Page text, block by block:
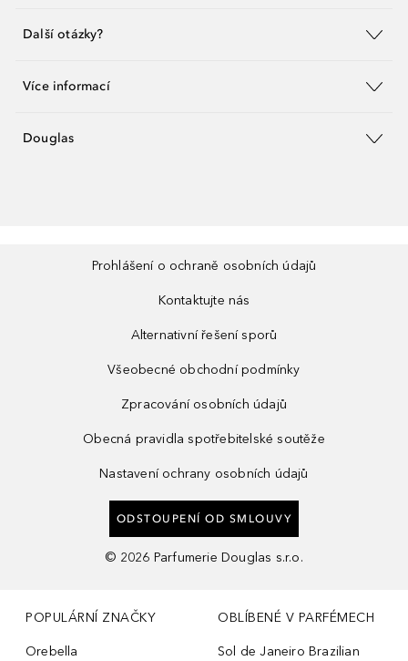
Další otázky?
Více informací
Douglas
Prohlášení o ochraně osobních údajů
Kontaktujte nás
Alternativní řešení sporů
Všeobecné obchodní podmínky
Zpracování osobních údajů
Obecná pravidla spotřebitelské soutěže
Nastavení ochrany osobních údajů
ODSTOUPENÍ OD SMLOUVY
© 2026 Parfumerie Douglas s.r.o.
POPULÁRNÍ ZNAČKY
Orebella
OBLÍBENÉ V PARFÉMECH
Sol de Janeiro Brazilian